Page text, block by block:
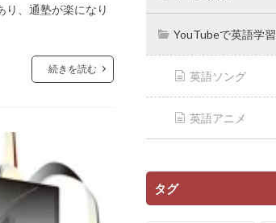
り、通塾が楽になり
続きを読む
YouTubeで英語学習
英語ソング
英語アニメ
タグ